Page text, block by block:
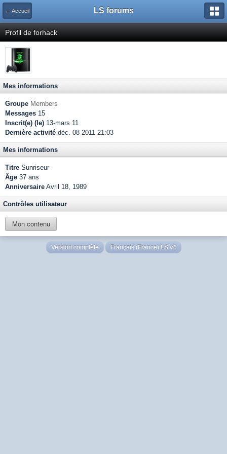
← Accueil LS forums
Profil de forhack
Mes informations
Groupe Members
Messages 15
Inscrit(e) (le) 13-mars 11
Dernière activité déc. 08 2011 21:03
Mes informations
Titre Sunriseur
Âge 37 ans
Anniversaire Avril 18, 1989
Contrôles utilisateur
Mon contenu
Version complète Français (France) LS v4